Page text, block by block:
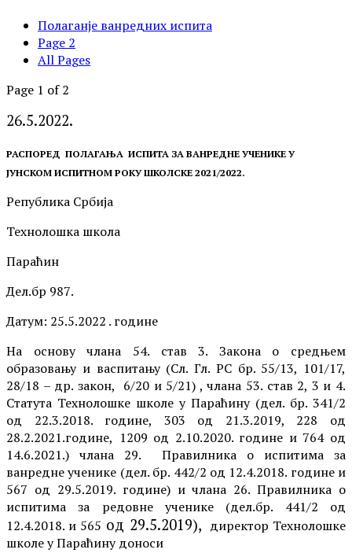
Полаганје ванредних испита
Page 2
All Pages
Page 1 of 2
26.5.2022.
РАСПОРЕД ПОЛАГАЊА ИСПИТА ЗАВАНРЕДНЕ УЧЕНИКЕ У
ЈУНСКОМИСПИТНОМ РОКУШКОЛСКЕ 2021/2022.
Република Србија
Технолошка школа
Параћин
Дел.бр 987.
Датум: 25.5.2022 . године
На основу члана 54. став 3. Закона о средњем
образовању и васпитању (Сл. Гл. РС бр. 55/13, 101/17,
28/18 – др. закон, 6/20 и 5/21) , члана 53. став 2, 3 и 4.
Статута Технолошке школе у Параћину (дел. бр. 341/2
од 22.3.2018. године, 303 од 21.3.2019, 228 од
28.2.2021.године, 1209 од 2.10.2020. године и 764 од
14.6.2021.) члана 29. Правилника о испитима за
ванреднеученике (дел. бр. 442/2 од 12.4.2018. године и
567 од 29.5.2019. године) и члана 26. Правилника о
испитима за редовне ученике (дел.бр. 441/2 од
12.4.2018. и 565 од 29.5.2019), директор Технолошке
школе у Параћину доноси